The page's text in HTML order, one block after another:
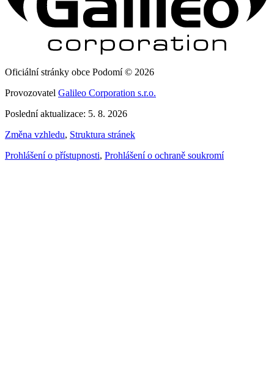
Oficiální stránky obce Podomí © 2026
Provozovatel Galileo Corporation s.r.o.
Poslední aktualizace: 5. 8. 2026
Změna vzhledu, Struktura stránek
Prohlášení o přístupnosti, Prohlášení o ochraně soukromí